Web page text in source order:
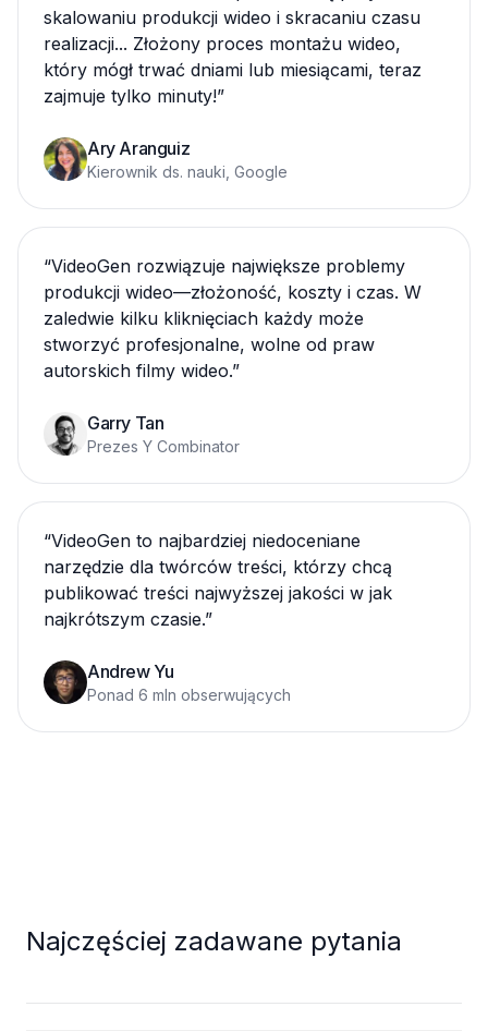
skalowaniu produkcji wideo i skracaniu czasu
realizacji... Złożony proces montażu wideo,
który mógł trwać dniami lub miesiącami, teraz
zajmuje tylko minuty!”
Ary Aranguiz
Kierownik ds. nauki, Google
“VideoGen rozwiązuje największe problemy
produkcji wideo—złożoność, koszty i czas. W
zaledwie kilku kliknięciach każdy może
stworzyć profesjonalne, wolne od praw
autorskich filmy wideo.”
Garry Tan
Prezes Y Combinator
“VideoGen to najbardziej niedoceniane
narzędzie dla twórców treści, którzy chcą
publikować treści najwyższej jakości w jak
najkrótszym czasie.”
Andrew Yu
Ponad 6 mln obserwujących
Najczęściej zadawane pytania